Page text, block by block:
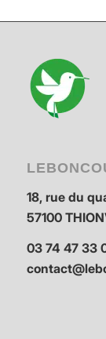
18, rue du
57100
03 74 47 33